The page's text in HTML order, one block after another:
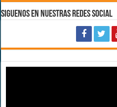
Siguenos en Nuestras Redes Social